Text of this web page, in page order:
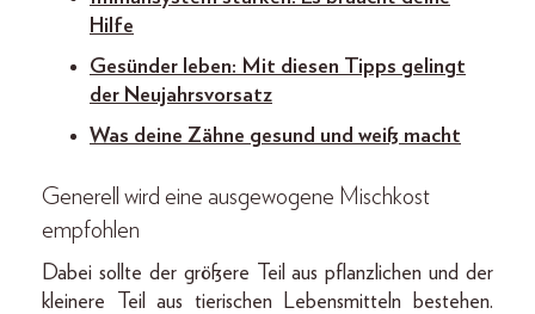
Hilfe
Gesünder leben: Mit diesen Tipps gelingt
der Neujahrsvorsatz
Was deine Zähne gesund und weiß macht
Generell wird eine ausgewogene Mischkost
empfohlen
Dabei sollte der größere Teil aus pflanzlichen und der
kleinere Teil aus tierischen Lebensmitteln bestehen.